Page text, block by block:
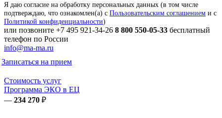
Я даю согласие на обработку персональных данных (в том числе
подтверждаю, что ознакомлен(а) с Пользовательским соглашением и с
Политикой конфиденциальности)
или позвоните +7 495 921-34-26 8 800 550-05-33 бесплатный
телефон по России
info@ma-ma.ru
Записаться на прием
Стоимость услуг
Программа ЭКО в ЕЦ
— 234 270 ₽